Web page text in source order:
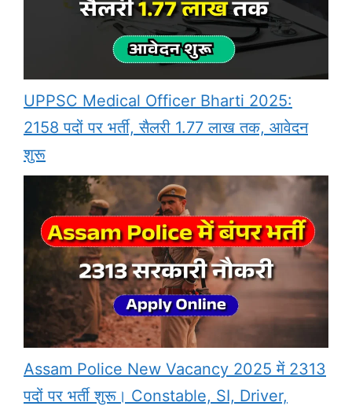
UPPSC Medical Officer Bharti 2025:
2158 पदों पर भर्ती, सैलरी 1.77 लाख तक, आवेदन
शुरू
Assam Police New Vacancy 2025 में 2313
पदों पर भर्ती शुरू। Constable, SI, Driver,